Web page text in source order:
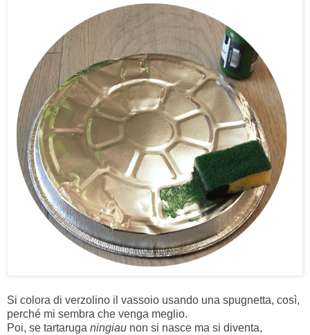
Si colora di verzolino il vassoio usando una spugnetta, così,
perché mi sembra che venga meglio.
Poi, se tartaruga ningiau non si nasce ma si diventa,